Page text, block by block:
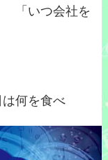
「いつ会社を
何を食べ